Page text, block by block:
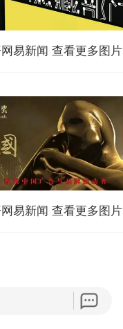
易新闻 查看更多图片
易新闻 查看更多图片